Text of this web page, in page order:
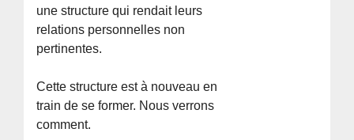
une structure qui rendait leurs
relations personnelles non
pertinentes.
Cette structure est à nouveau en
train de se former. Nous verrons
comment.